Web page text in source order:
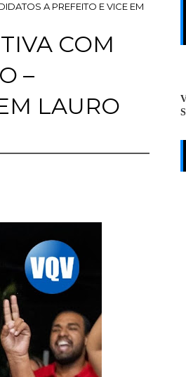
A PREFEITO E VICE EM
COM
–
LAURO